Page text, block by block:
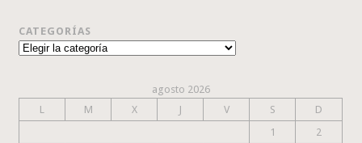
CATEGORÍAS
Categorías
agosto 2026
L
M X J V S
D
1
2